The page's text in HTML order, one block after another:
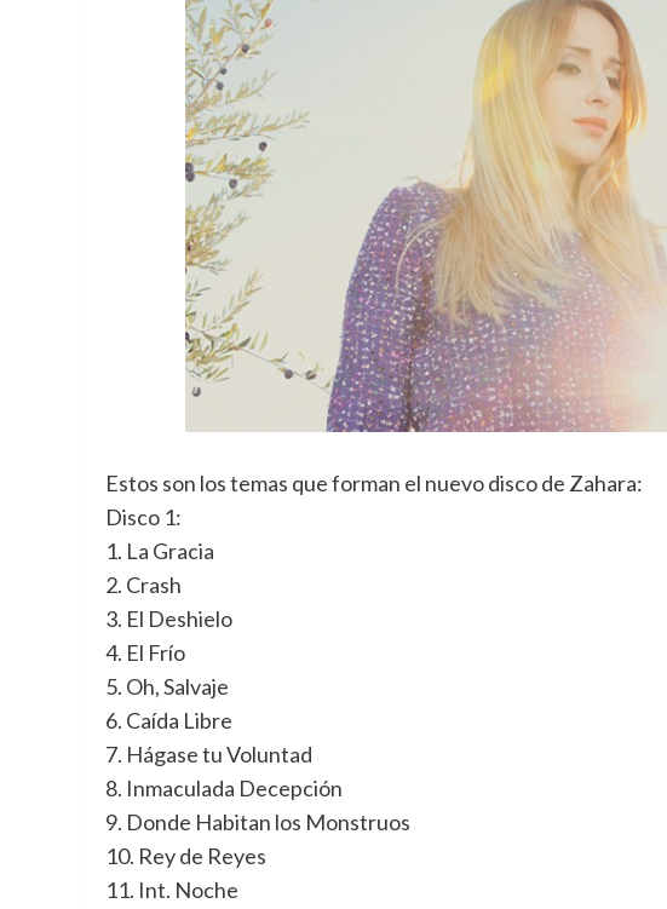
Estos son los temas que forman el nuevo disco de Zahara:
Disco 1:
1. La Gracia
2. Crash
3. El Deshielo
4. El Frío
5. Oh, Salvaje
6. Caída Libre
7. Hágase tu Voluntad
8. Inmaculada Decepción
9. Donde Habitan los Monstruos
10. Rey de Reyes
11. Int. Noche